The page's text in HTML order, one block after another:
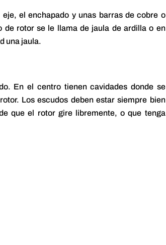
el enchapado y unas barras de cobre o
de rotor se le llama de jaula de ardilla o en
una jaula.
En el centro tienen cavidades donde se
Los escudos deben estar siempre bien
que el rotor gire libremente, o que tenga